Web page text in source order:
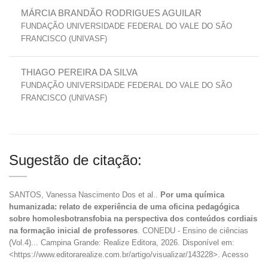
MÁRCIA BRANDÃO RODRIGUES AGUILAR
FUNDAÇÃO UNIVERSIDADE FEDERAL DO VALE DO SÃO
FRANCISCO (UNIVASF)
THIAGO PEREIRA DA SILVA
FUNDAÇÃO UNIVERSIDADE FEDERAL DO VALE DO SÃO
FRANCISCO (UNIVASF)
Sugestão de citação:
SANTOS, Vanessa Nascimento Dos et al.. Por uma química
humanizada: relato de experiência de uma oficina pedagógica
sobre homolesbotransfobia na perspectiva dos conteúdos cordiais
na formação inicial de professores . CONEDU - Ensino de ciências
(Vol.4)... Campina Grande: Realize Editora, 2026. Disponível em:
<https://www.editorarealize.com.br/artigo/visualizar/143228>. Acesso